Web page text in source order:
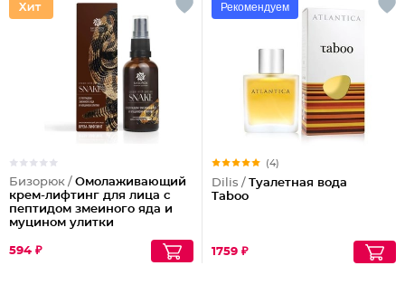
Бизорюк / Омолаживающий
крем-лифтинг для лица с
пептидом змеиного яда и
муцином улитки
594 ₽
Рекомендуем
(4)
Dilis / Туалетная вода
Taboo
1759 ₽